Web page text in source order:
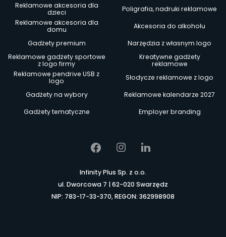
Reklamowe akcesoria dla
dzieci
Poligrafia, nadruki reklamowe
Reklamowe akcesoria dla
domu
Akcesoria do alkoholu
Gadżety premium
Narzędzia z własnym logo
Reklamowe gadżety sportowe
z logo firmy
Kreatywne gadżety
reklamowe
Reklamowe pendrive USB z
logo
Słodycze reklamowe z logo
Gadżety na wybory
Reklamowe kalendarze 2027
Gadżety tematyczne
Employer branding
Infinity Plus Sp. z o.o.
ul. Dworcowa 7 | 62-020 Swarzędz
NIP: 783-17-33-370, REGON: 362998908